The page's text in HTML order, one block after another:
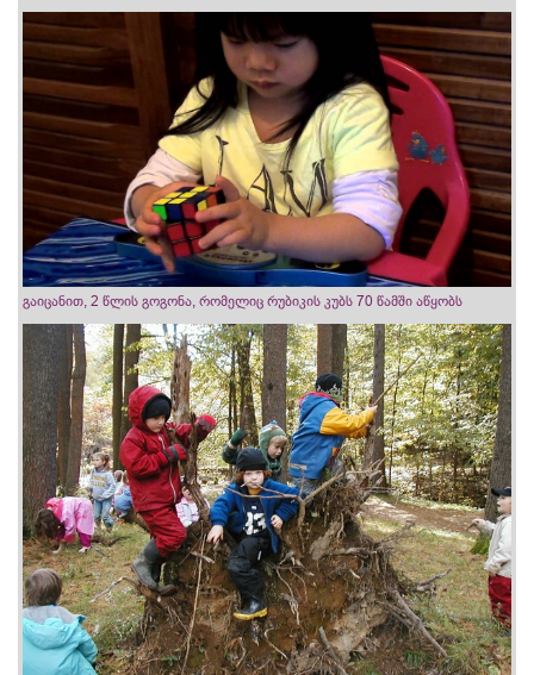
გაიცანით, 2 წლის გოგონა, რომელიც რუბიკის კუბს 70 წამში აწყობს